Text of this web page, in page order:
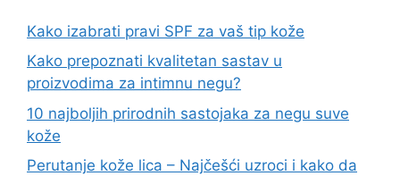
Kako izabrati pravi SPF za vaš tip kože
Kako prepoznati kvalitetan sastav u
proizvodima za intimnu negu?
10 najboljih prirodnih sastojaka za negu suve
kože
Perutanje kože lica – Najčešći uzroci i kako da